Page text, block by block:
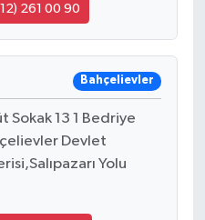
261 00 90
Bahçelievler
Sokak 13 1 Bedriye
Devlet
Yolu